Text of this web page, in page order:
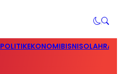
POLITIKEKONOMIBISNIS